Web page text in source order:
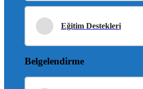
Eğitim Destekleri
Belgelendirme